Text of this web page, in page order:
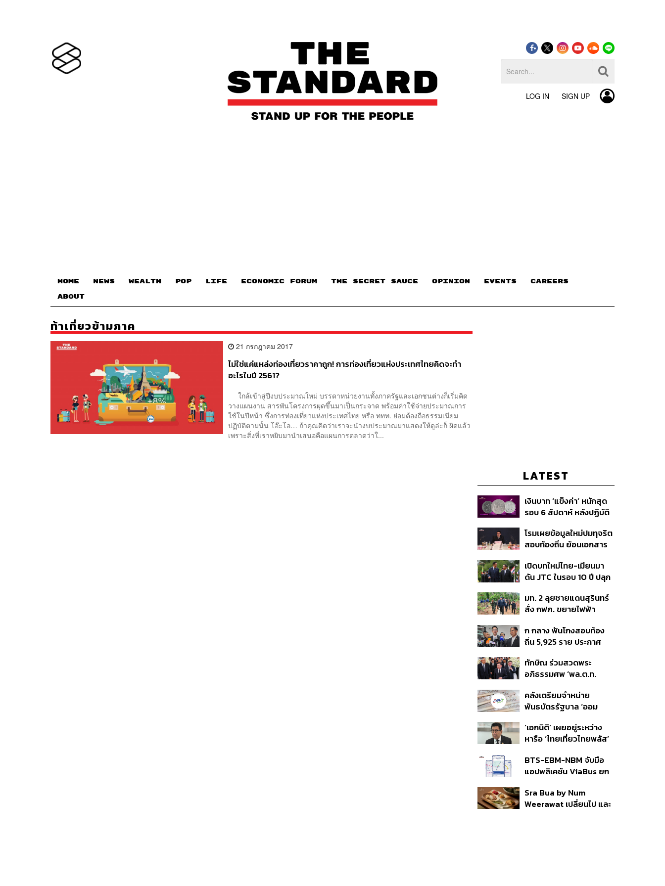
LOG IN SIGN UP
HOME NEWS WEALTH POP LIFE ECONOMIC FORUM THE SECRET SAUCE​ OPINION EVENTS CAREERS
ABOUT
ท้าเที่ยวข้ามภาค
21 กรกฎาคม 2017
ไม่ใช่แค่แหล่งท่องเที่ยวราคาถูก! การท่องเที่ยวแห่งประเทศไทยคิดจะทำ
อะไรในปี 2561?
ใกล้เข้าสู่ปีงบประมาณใหม่ บรรดาหน่วยงานทั้งภาครัฐและเอกชนต่างก็เริ่มคิด
วางแผนงาน สารพันโครงการผุดขึ้นมาเป็นกระจาด พร้อมค่าใช้จ่ายประมาณการ
ใช้ในปีหน้า ซึ่งการท่องเที่ยวแห่งประเทศไทย หรือ ททท. ย่อมต้องถือธรรมเนียม
ปฏิบัติตามนั้น โอ๊ะโอ… ถ้าคุณคิดว่าเราจะนำงบประมาณมาแสดงให้ดูล่ะก็ ผิดแล้ว
เพราะสิ่งที่เราหยิบมานำเสนอคือแผนการตลาดว่าใ...
LATEST
เงินบาท ‘แข็งค่า’ หนักสุด
รอบ 6 สัปดาห์ หลังปฏิบัติ
สหรัฐฯ-ญี่ปุ่น Standard
Chartered เปิดเป้าสิ้นปีนี้
ต่อดอลลาร์
โรมเผยข้อมูลใหม่ปมทุจริต
สอบท้องถิ่น ย้อนเอกสาร
อนุทิน จ่อสอบต่อเอี่ยว
ตัดตอน ม.บูรพา หรือไม่
เปิดบทใหม่ไทย-เมียนมา
ดัน JTC ในรอบ 10 ปี ปลุก
ชายแดน ท่าเรือน้ำลึก
ทวาย
มท. 2 ลุยชายแดนสุรินทร์
สั่ง กฟภ. ขยายไฟฟ้า
350’ เสริมความมั่นคง
ชายแดน
ก กลาง ฟันโกงสอบท้อง
ถิ่น 5,925 ราย ประกาศ
ราย รอ ป.ป.ช. ขีดเส้นแล้ว
เสร็จ 31 ส.ค.
ทักษิณ ร่วมสวดพระ
อภิธรรมศพ ‘พล.ต.ท.
สิน’ สิริอายุ 103 ปี แกนนำ
เพื่อไทย-บุคคลหลาก
คลังเตรียมจำหน่าย
พันธบัตรรัฐบาล ‘ออม
ก.ย.นี้ อาจเพิ่มสัดส่วนการ
ขายแบบ Small Lot First
‘เอกนิติ’ เผยอยู่ระหว่าง
หารือ ‘ไทยเที่ยวไทยพลัส’
แสนล้าน มั่นใจงบต่อ ‘ไทย
ช่วยไทย พลัส’ เฟส 2 มี
BTS-EBM-NBM จับมือ
แอปพลิเคชัน ViaBus ยก
รถไฟฟ้า 3 สายแบบเรียล
ไทม์
Sra Bua by Num
Weerawat เปลี่ยนไป และ